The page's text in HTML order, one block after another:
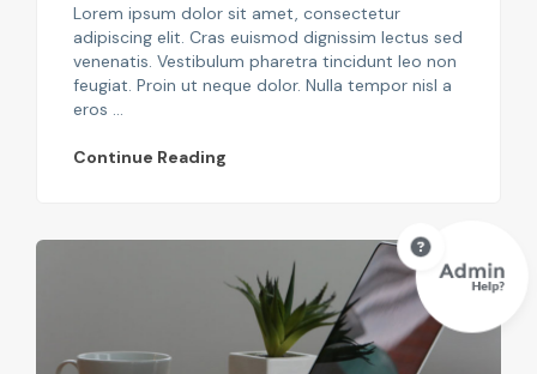
Lorem ipsum dolor sit amet, consectetur
adipiscing elit. Cras euismod dignissim lectus sed
venenatis. Vestibulum pharetra tincidunt leo non
feugiat. Proin ut neque dolor. Nulla tempor nisl a
eros ...
Continue Reading